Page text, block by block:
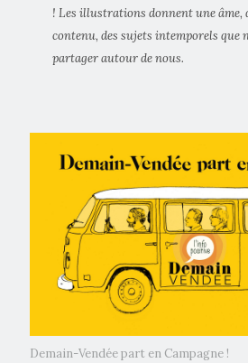
! Les illustrations donnent une âme,
contenu, des sujets intemporels que
partager autour de nous.
Demain-Vendée part en Campagne !